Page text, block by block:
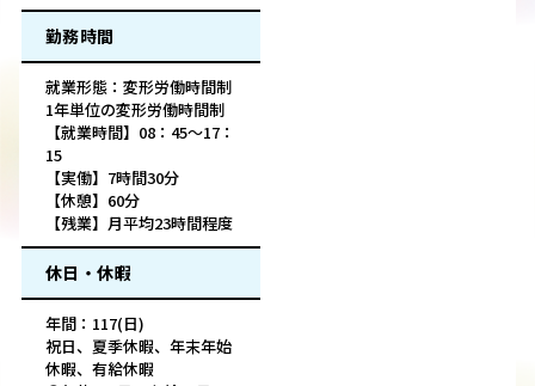
勤務時間
就業形態：変形労働時間制
1年単位の変形労働時間制
【就業時間】08：45～17：
15
【実働】7時間30分
【休憩】60分
【残業】月平均23時間程度
休日・休暇
年間：117(日)
祝日、夏季休暇、年末年始
休暇、有給休暇